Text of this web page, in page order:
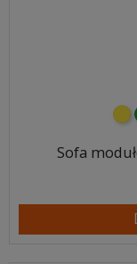
żółty
Sofa